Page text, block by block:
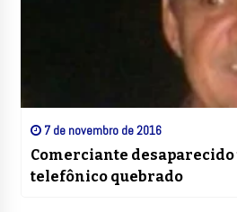
7 de novembro de 2016
Comerciante
telefônico quebrado